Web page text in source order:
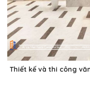
Thiết kế và thi công